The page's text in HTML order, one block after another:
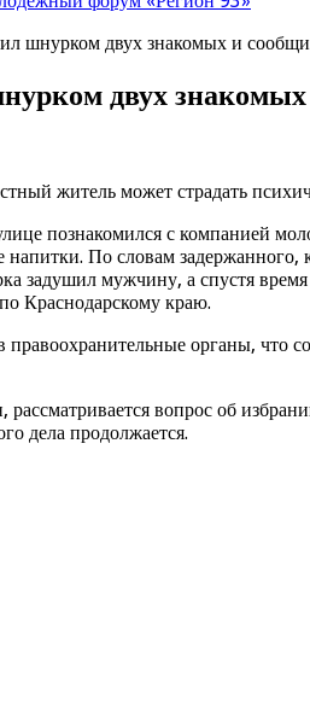
шнурком двух знакомых и
двух
житель может страдать
познакомился с
По словам
задушил мужчину, а спустя
Краснодарскому краю.
органы, что
вопрос об
дела продолжается.